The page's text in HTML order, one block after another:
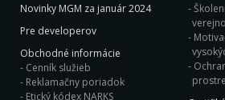
Novinky MGM za január 2024
Pre developerov
Obchodné informácie
Cenník služieb
Reklamačny poriadok
Etický kódex NARKS